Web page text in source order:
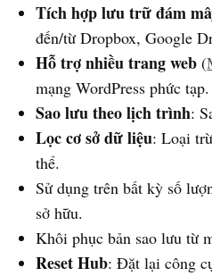
Tích hợp lưu trữ đám
đến/từ Dropbox, Google
Hỗ trợ nhiều trang web (
mạng WordPress phức tạp.
Sao lưu theo lịch trình:
Lọc cơ sở dữ liệu: Loại
thể.
Sử dụng trên bất kỳ số
sở hữu.
Khôi phục bản sao lưu từ
Reset Hub: Đặt lại công